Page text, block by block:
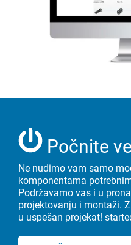
Počnite
Ne nudimo vam samo
komponentama
Podržavamo vas i u
projektovanju i montaži.
u uspešan projekat!